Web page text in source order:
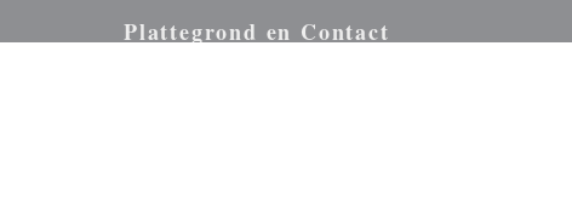
Plattegrond en Contact